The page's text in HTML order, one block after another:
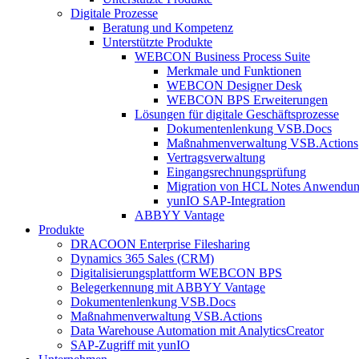
Digitale Prozesse
Beratung und Kompetenz
Unterstützte Produkte
WEBCON Business Process Suite
Merkmale und Funktionen
WEBCON Designer Desk
WEBCON BPS Erweiterungen
Lösungen für digitale Geschäftsprozesse
Dokumentenlenkung VSB.Docs
Maßnahmenverwaltung VSB.Actions
Vertragsverwaltung
Eingangsrechnungs­prüfung
Migration von HCL Notes
yunIO SAP-Integration
ABBYY Vantage
Produkte
DRACOON Enterprise Filesharing
Dynamics 365 Sales (CRM)
Digitalisierungsplattform WEBCON BPS
Belegerkennung mit ABBYY Vantage
Dokumentenlenkung VSB.Docs
Maßnahmenverwaltung VSB.Actions
Data Warehouse Automation mit AnalyticsCreator
SAP-Zugriff mit yunIO